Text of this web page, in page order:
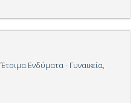
Έτοιμα Ενδύματα - Γυναικεία,